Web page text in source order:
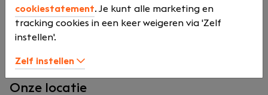
waarde voor onze klanten hebben. Daarom werken
we goed met hen samen. Op een prettige manier. Als
één team. En met verstand van zaken.
Onze locatie
cookiestatement. Je kunt alle marketing en
tracking cookies in een keer weigeren via 'Zelf
instellen'.
Zelf instellen